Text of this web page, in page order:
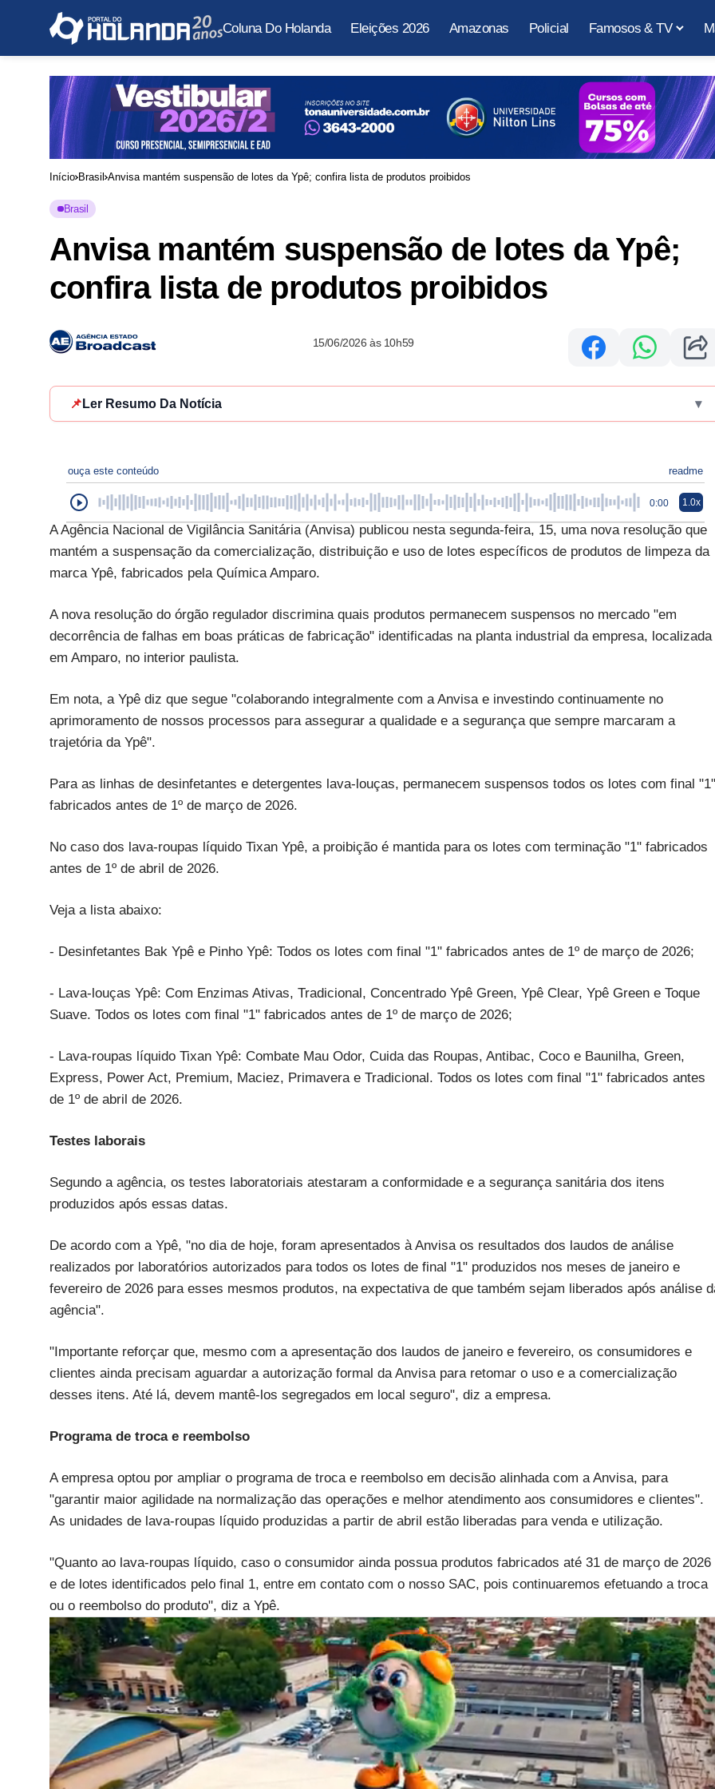
Coluna Do Holanda Eleições 2026 Amazonas Policial Famosos & TV
Início Brasil Anvisa mantém suspensão de lotes da Ypê; confira lista de produtos proibidos
Brasil
Anvisa mantém suspensão de lotes da Ypê;
confira lista de produtos proibidos
15/06/2026 às 10h59
📌 Ler Resumo Da Notícia ▾
ouça este conteúdo readme
0:00 1.0x
A Agência Nacional de Vigilância Sanitária (Anvisa) publicou nesta segunda-feira, 15, uma nova resolução que
mantém a suspensação da comercialização, distribuição e uso de lotes específicos de produtos de limpeza da
marca Ypê, fabricados pela Química Amparo.
A nova resolução do órgão regulador discrimina quais produtos permanecem suspensos no mercado "em
decorrência de falhas em boas práticas de fabricação" identificadas na planta industrial da empresa, localizada
em Amparo, no interior paulista.
Em nota, a Ypê diz que segue "colaborando integralmente com a Anvisa e investindo continuamente no
aprimoramento de nossos processos para assegurar a qualidade e a segurança que sempre marcaram a
trajetória da Ypê".
Para as linhas de desinfetantes e detergentes lava-louças, permanecem suspensos todos os lotes com final "1"
fabricados antes de 1º de março de 2026.
No caso dos lava-roupas líquido Tixan Ypê, a proibição é mantida para os lotes com terminação "1" fabricados
antes de 1º de abril de 2026.
Veja a lista abaixo:
- Desinfetantes Bak Ypê e Pinho Ypê: Todos os lotes com final "1" fabricados antes de 1º de março de 2026;
- Lava-louças Ypê: Com Enzimas Ativas, Tradicional, Concentrado Ypê Green, Ypê Clear, Ypê Green e Toque
Suave. Todos os lotes com final "1" fabricados antes de 1º de março de 2026;
- Lava-roupas líquido Tixan Ypê: Combate Mau Odor, Cuida das Roupas, Antibac, Coco e Baunilha, Green,
Express, Power Act, Premium, Maciez, Primavera e Tradicional. Todos os lotes com final "1" fabricados antes
de 1º de abril de 2026.
Testes laborais
Segundo a agência, os testes laboratoriais atestaram a conformidade e a segurança sanitária dos itens
produzidos após essas datas.
De acordo com a Ypê, "no dia de hoje, foram apresentados à Anvisa os resultados dos laudos de análise
realizados por laboratórios autorizados para todos os lotes de final "1" produzidos nos meses de janeiro e
fevereiro de 2026 para esses mesmos produtos, na expectativa de que também sejam liberados após análise
agência".
"Importante reforçar que, mesmo com a apresentação dos laudos de janeiro e fevereiro, os consumidores e
clientes ainda precisam aguardar a autorização formal da Anvisa para retomar o uso e a comercialização
desses itens. Até lá, devem mantê-los segregados em local seguro", diz a empresa.
Programa de troca e reembolso
A empresa optou por ampliar o programa de troca e reembolso em decisão alinhada com a Anvisa, para
"garantir maior agilidade na normalização das operações e melhor atendimento aos consumidores e clientes".
As unidades de lava-roupas líquido produzidas a partir de abril estão liberadas para venda e utilização.
"Quanto ao lava-roupas líquido, caso o consumidor ainda possua produtos fabricados até 31 de março de 2026
e de lotes identificados pelo final 1, entre em contato com o nosso SAC, pois continuaremos efetuando a troca
ou o reembolso do produto", diz a Ypê.